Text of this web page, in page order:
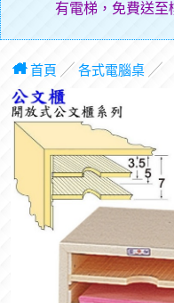
有電梯，免費送
層
首頁 ╱ 各式電腦桌╱